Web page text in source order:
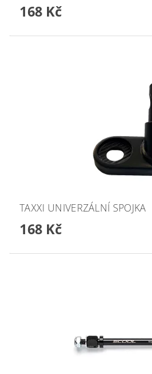
168 Kč
TAXXI UNIVERZÁLNÍ SPOJKA
168 Kč